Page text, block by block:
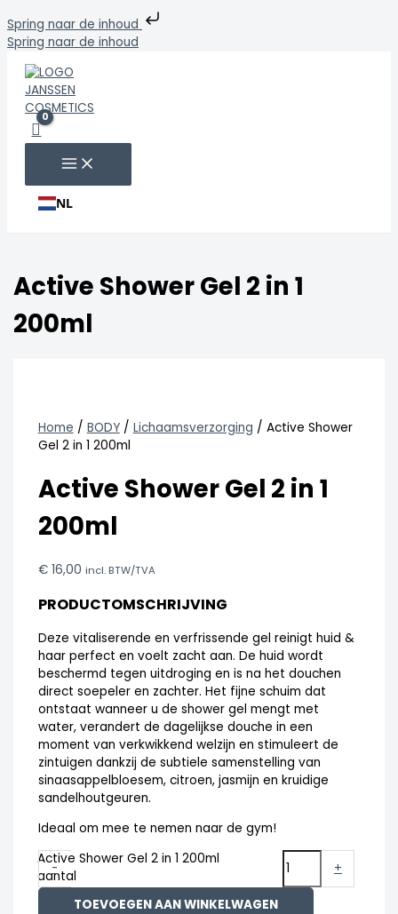
Spring naar de inhoud
Spring naar de inhoud
NL
Active Shower Gel 2 in 1
200ml
Home / BODY/ Lichaamsverzorging / Active Shower
Gel 2 in 1 200ml
Active Shower Gel 2 in 1
200ml
€16,00 incl. BTW/TVA
PRODUCTOMSCHRIJVING
Deze vitaliserende en verfrissende gel reinigt huid &
haar perfect en voelt zacht aan. De huid wordt
beschermd tegen uitdroging en is na het douchen
direct soepeler en zachter. Het fijne schuim dat
ontstaat wanneer u de shower gel mengt met
water, verandert de dagelijkse douche in een
moment van verkwikkend welzijn en stimuleert de
zintuigen dankzij de subtiele samenstelling van
sinaasappelbloesem, citroen, jasmijn en kruidige
sandelhoutgeuren.
Ideaal om mee te nemen naar de gym!
-
Active Shower Gel 2 in 1 200ml
aantal
+
TOEVOEGEN AAN WINKELWAGEN